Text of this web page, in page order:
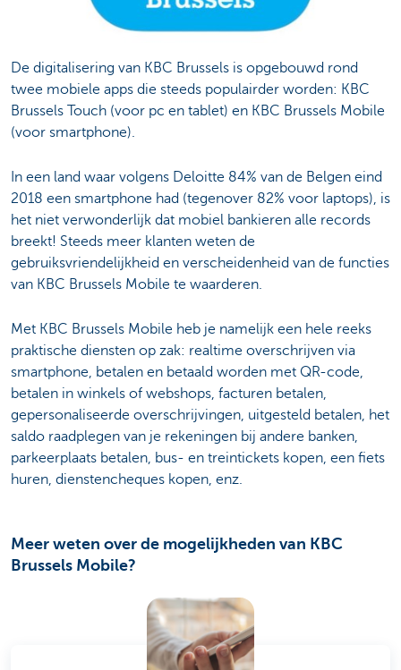
De digitalisering van KBC Brussels is opgebouwd rond
twee mobiele apps die steeds populairder worden: KBC
Brussels Touch (voor pc en tablet) en KBC Brussels Mobile
(voor smartphone).
In een land waar volgens Deloitte 84% van de Belgen eind
2018 een smartphone had (tegenover 82% voor laptops), is
het niet verwonderlijk dat mobiel bankieren alle records
breekt! Steeds meer klanten weten de
gebruiksvriendelijkheid en verscheidenheid van de functies
van KBC Brussels Mobile te waarderen.
Met KBC Brussels Mobile heb je namelijk een hele reeks
praktische diensten op zak: realtime overschrijven via
smartphone, betalen en betaald worden met QR-code,
betalen in winkels of webshops, facturen betalen,
gepersonaliseerde overschrijvingen, uitgesteld betalen, het
saldo raadplegen van je rekeningen bij andere banken,
parkeerplaats betalen, bus- en treintickets kopen, een fiets
huren, dienstencheques kopen, enz.
Meer weten over de mogelijkheden van KBC
Brussels Mobile?